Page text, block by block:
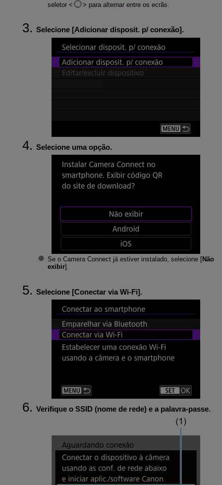
seletor
para alternar entre os ecrãs.
Selecione [Adicionar disposit. p/ conexão].
Selecione uma opção.
Se o Camera Connect já estiver instalado, selecione [Não
exibir].
Selecione [Conectar via Wi-Fi].
Verifique o SSID (nome de rede) e a palavra-passe.